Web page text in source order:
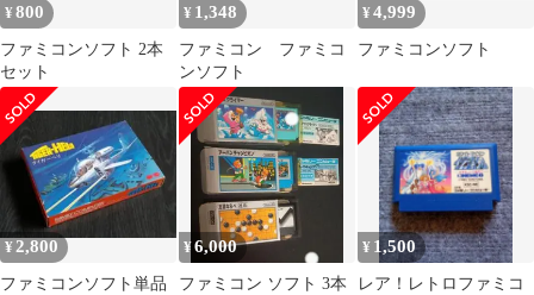
¥800
ファミコンソフト 2本
セット
¥ 1,348
ファミコン ファミコ
ンソフト
¥4,999
ファミコンソフト
¥ 2,800
ファミコンソフト単品
¥6,000
ファミコン ソフト 3本
¥ 1,500
レア！レトロファミコ